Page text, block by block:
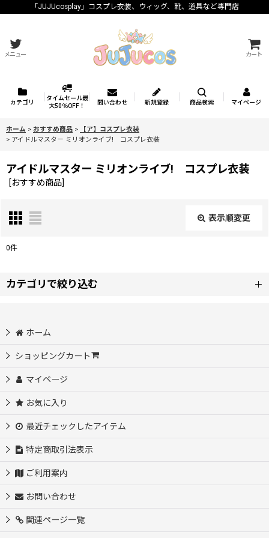
「JUJUcosplay」コスプレ衣装、ウィッグ、靴、道具など専門店
メニュー カート
カテゴリ
タイムセール最
大50％OFF！
問い合わせ 新規登録 商品検索 マイページ
ホーム > おすすめ商品 >
【ア】コスプレ衣装
> アイドルマスター ミリオンライブ! コスプレ衣装
アイドルマスター ミリオンライブ! コスプレ衣装
[おすすめ商品]
表示順変更
0件
カテゴリで絞り込む
ウマ娘プリティーダービー コスプレ衣装
あんさんぶるスターズ コスプレ衣装
アイドルマスター コスプレ衣装
アズールレーン コスプレ衣装
ホーム
ショッピングカート
マイページ
お気に入り
最近チェックしたアイテム
特定商取引法表示
ご利用案内
お問い合わせ
関連ページ一覧